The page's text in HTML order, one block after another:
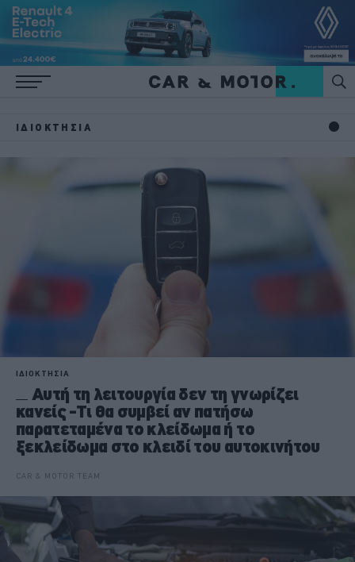
ΙΔΙΟΚΤΗΣΙΑ
ΙΔΙΟΚΤΗΣΙΑ
Αυτή τη λειτουργία δεν τη γνωρίζει
κανείς -Τι θα συμβεί αν πατήσω
παρατεταμένα το κλείδωμα ή το
ξεκλείδωμα στο κλειδί του αυτοκινήτου
CAR & MOTOR TEAM